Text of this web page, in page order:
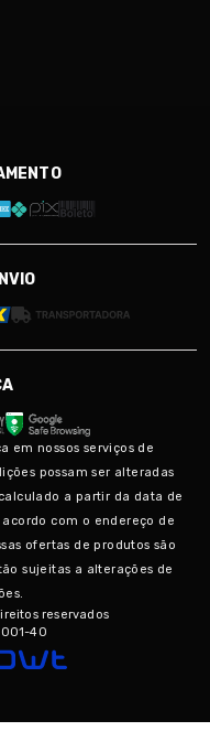
em nossos serviços de
possam ser alteradas
a partir da data de
com o endereço de
ofertas de produtos são
sujeitas a alterações de
reservados
40